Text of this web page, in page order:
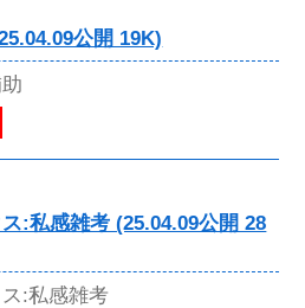
公開 19K)
:私感雑考 (25.04.09公開 28
:私感雑考